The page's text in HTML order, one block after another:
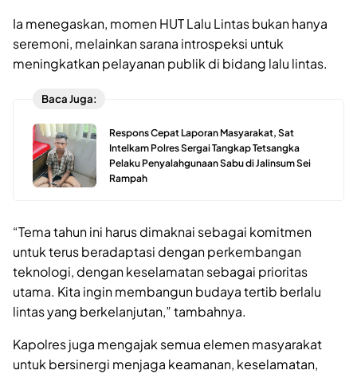
Ia menegaskan, momen HUT Lalu Lintas bukan hanya
seremoni, melainkan sarana introspeksi untuk
meningkatkan pelayanan publik di bidang lalu lintas.
Baca Juga:
Respons Cepat Laporan Masyarakat, Sat
Intelkam Polres Sergai Tangkap Tetsangka
Pelaku Penyalahgunaan Sabu di Jalinsum Sei
Rampah
“Tema tahun ini harus dimaknai sebagai komitmen
untuk terus beradaptasi dengan perkembangan
teknologi, dengan keselamatan sebagai prioritas
utama. Kita ingin membangun budaya tertib berlalu
lintas yang berkelanjutan,” tambahnya.
Kapolres juga mengajak semua elemen masyarakat
untuk bersinergi menjaga keamanan, keselamatan,